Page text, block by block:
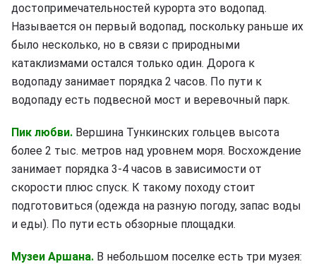
достопримечательностей курорта это водопад.
Называется он первый водопад, поскольку раньше их
было несколько, но в связи с природными
катаклизмами остался только один. Дорога к
водопаду занимает порядка 2 часов. По пути к
водопаду есть подвесной мост и веревочный парк.
Пик любви. Вершина Тункинских гольцев высота
более 2 тыс. метров над уровнем моря. Восхождение
занимает порядка 3-4 часов в зависимости от
скорости плюс спуск. К такому походу стоит
подготовиться (одежда на разную погоду, запас воды
и еды). По пути есть обзорные площадки.
Музеи Аршана. В небольшом поселке есть три музея: